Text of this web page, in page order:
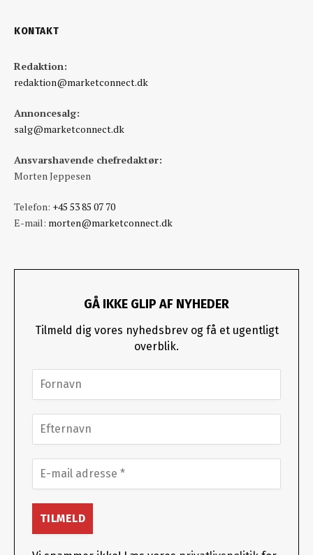
KONTAKT
Redaktion:
redaktion@marketconnect.dk
Annoncesalg:
salg@marketconnect.dk
Ansvarshavende chefredaktør:
Morten Jeppesen
Telefon: +45 53 85 07 70
E-mail: morten@marketconnect.dk
GÅ IKKE GLIP AF NYHEDER
Tilmeld dig vores nyhedsbrev og få et ugentligt
overblik.